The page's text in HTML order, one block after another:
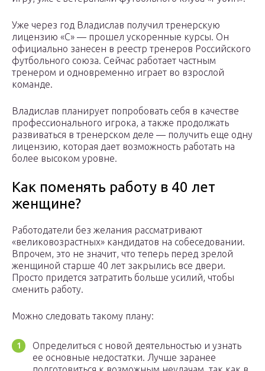
Уже через год Владислав получил тренерскую
лицензию «С» — прошел ускоренные курсы. Он
официально занесен в реестр тренеров Российского
футбольного союза. Сейчас работает частным
тренером и одновременно играет во взрослой
команде.
Владислав планирует попробовать себя в качестве
профессионального игрока, а также продолжать
развиваться в тренерском деле — получить еще одну
лицензию, которая дает возможность работать на
более высоком уровне.
Как поменять работу в 40 лет
женщине?
Работодатели без желания рассматривают
«великовозрастных» кандидатов на собеседовании.
Впрочем, это не значит, что теперь перед зрелой
женщиной старше 40 лет закрылись все двери.
Просто придется затратить больше усилий, чтобы
сменить работу.
Можно следовать такому плану:
Определиться с новой деятельностью и узнать
ее основные недостатки. Лучше заранее